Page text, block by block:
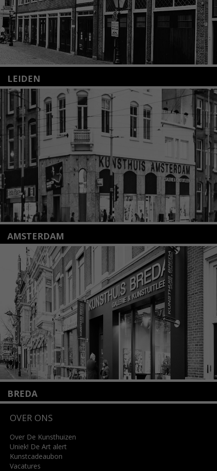
LEIDEN
Nieuwstraat 35
2312 KA Leiden
+31(0)71 – 52 84 480
info@kunsthuisleiden.nl
Lees meer
AMSTERDAM
Amstelveenseweg 135
1075 VX Amsterdam
+31 (0)20 2332546
info@kunsthuisamsterdam.nl
Lees meer
BREDA
4818 SB Breda
info@kunsthuisbreda.nl
Lees meer
OVER ONS
Over De Kunsthuizen
Uniek! De Art alert
Kunstcadeaubon
Vacatures